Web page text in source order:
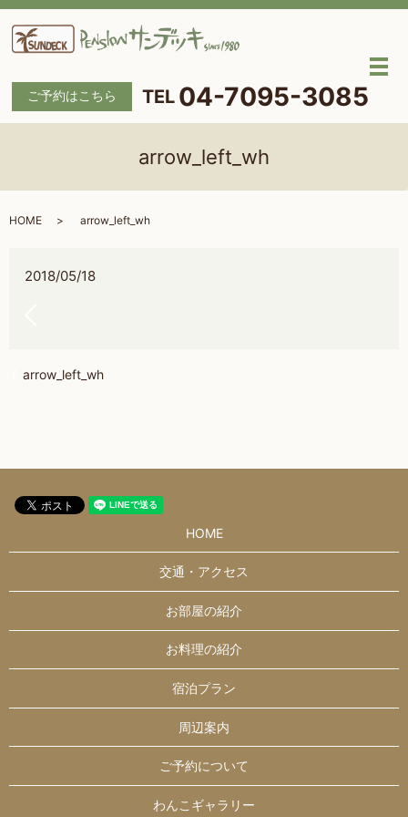
メ
ご予約はこちら
04-7095-3085
arrow_left_wh
HOME arrow_left_wh
2018/05/18
arrow_left_wh
HOME
交通・アクセス
お部屋の紹介
お料理の紹介
宿泊プラン
周辺案内
ご予約について
わんこギャラリー